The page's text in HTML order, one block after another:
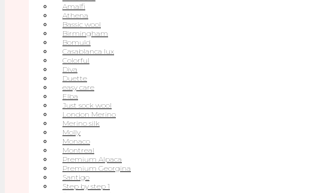
Amalfi
Athena
Bassic wool
Birmingham
Bomuld
Casablanca lux
Colorful
Diva
Duette
easy care
Elba
Just sock wool
London Merino
Merino silk
Molly
Monaco
Montreal
Premium Alpaca
Premium Georgina
Santigo
Step by step 1